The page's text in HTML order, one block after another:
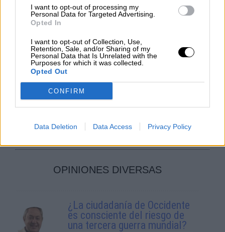
I want to opt-out of processing my
Personal Data for Targeted Advertising.
Opted In
I want to opt-out of Collection, Use,
Retention, Sale, and/or Sharing of my
Personal Data that Is Unrelated with the
Purposes for which it was collected.
Opted Out
CONFIRM
Data Deletion Data Access Privacy Policy
En esta línea ha valorado positivamente la
actuación del Gobierno que ha permitido
“blindar los servicios públicos sanitarios,
educativos, de atención a los sectores más
vulnerables sin afectar a las cuentas
públicas”e incluso sanearlas en las
Comunidades Autónomas. Por otra parte, las
ministras comparecientes, han situado latasa
de déficit público para el año 2022 en un 5%
del PIB, apuntando a que esto se debe a los
la bajada de déficit más importante.
OPINIONES DIVERSAS
¿La ciudadanía de Occidente
es consciente del riesgo de
una tercera guerra mundial?